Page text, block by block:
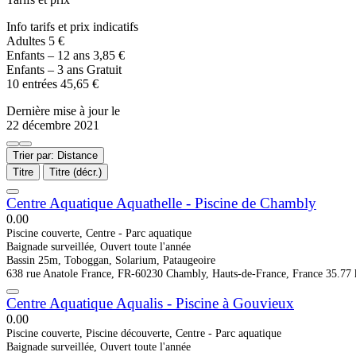
Info tarifs et prix indicatifs
Adultes 5 €
Enfants – 12 ans 3,85 €
Enfants – 3 ans Gratuit
10 entrées 45,65 €
Dernière mise à jour le
22 décembre 2021
Trier par: Distance
Titre
Titre (décr.)
Centre Aquatique Aquathelle - Piscine de Chambly
0.00
Piscine couverte, Centre - Parc aquatique
Baignade surveillée, Ouvert toute l'année
Bassin 25m, Toboggan, Solarium, Pataugeoire
638 rue Anatole France, FR-60230 Chambly, Hauts-de-France, France 35.77
Centre Aquatique Aqualis - Piscine à Gouvieux
0.00
Piscine couverte, Piscine découverte, Centre - Parc aquatique
Baignade surveillée, Ouvert toute l'année